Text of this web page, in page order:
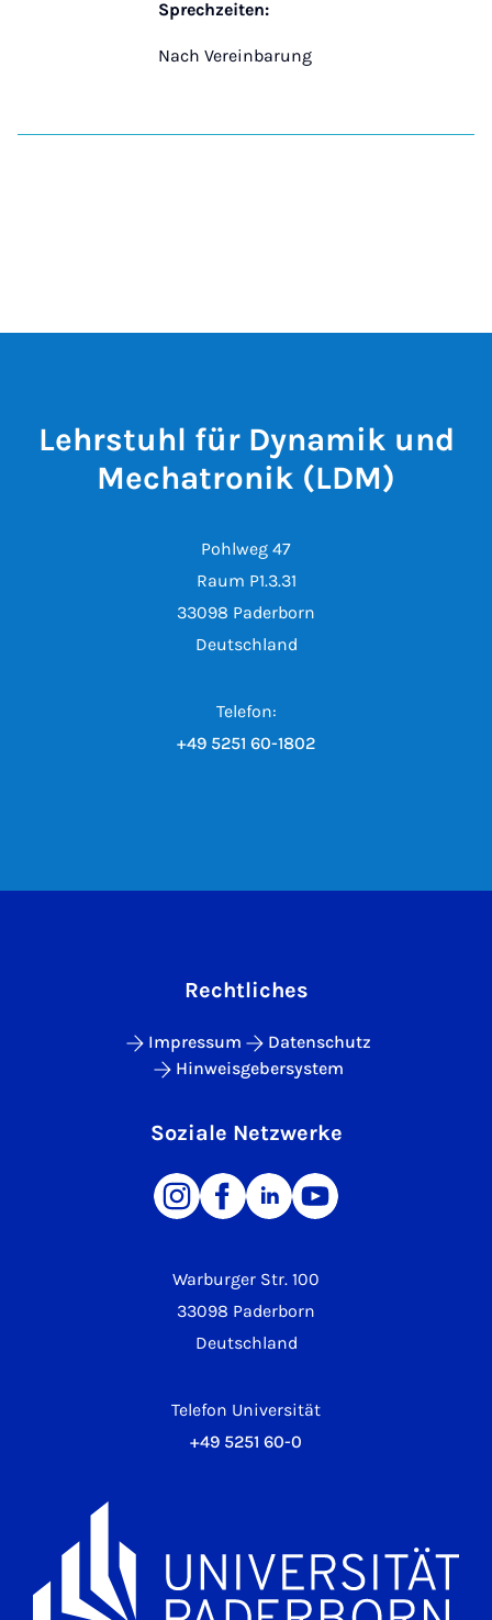
Sprechzeiten:
Nach Vereinbarung
Lehrstuhl für Dynamik und
Mechatronik (LDM)
Pohlweg 47
Raum P1.3.31
33098 Paderborn
Deutschland
Telefon:
+49 5251 60-1802
Warburger Str. 100
33098 Paderborn
Deutschland
Telefon Universität
+49 5251 60-0
Rechtliches
Impressum
Datenschutz
Hinweisgebersystem
Soziale Netzwerke